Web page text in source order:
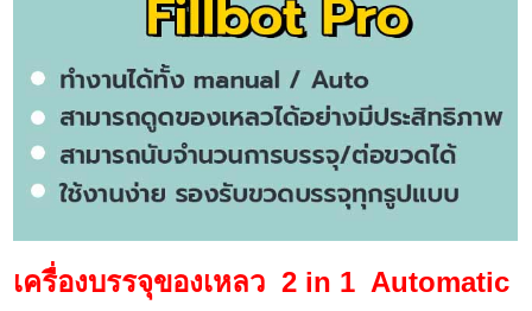
เครื่องบรรจุของเหลว 2 in 1 Automatic